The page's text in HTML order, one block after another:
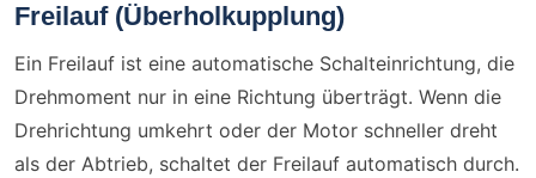
Freilauf (Überholkupplung)
Ein Freilauf ist eine automatische Schalteinrichtung, die
Drehmoment nur in eine Richtung überträgt. Wenn die
Drehrichtung umkehrt oder der Motor schneller dreht
als der Abtrieb, schaltet der Freilauf automatisch durch.